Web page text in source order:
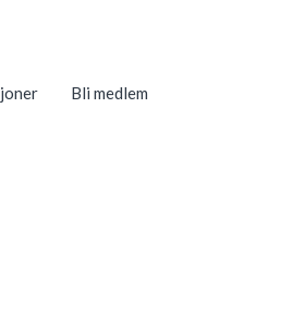
Bli medlem